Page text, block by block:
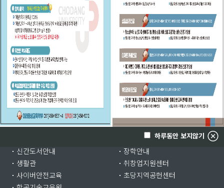
하루동안 보지않기
학생서비스
학생포털 인터넷증명서발급
학사일정 수강신청
TULIP-G(학생이력관리시스템)
학생상담센터
이러닝강의시스템
신간도서안내
장학안내
생활관
취창업지원센터
사이버안전교육
초당지역공헌센터
예비입학생 교직원서비스